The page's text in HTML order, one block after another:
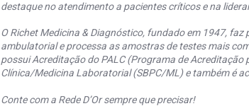
destaque no atendimento a pacientes críticos e na
O Richet Medicina & Diagnóstico, fundado em 1947, faz
ambulatorial e processa as amostras de testes mais
possui Acreditação do PALC (Programa de
Clínica/Medicina Laboratorial (SBPC/ML) e também é
Conte com a Rede D’Or sempre que precisar!